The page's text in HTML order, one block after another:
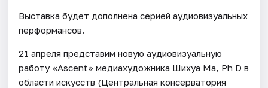
Выставка будет дополнена серией аудиовизуальных
перформансов.
21 апреля представим новую аудиовизуальную
работу «Ascent» медиахудожника Шихуа Ма, Ph D в
области искусств (Центральная консерватория